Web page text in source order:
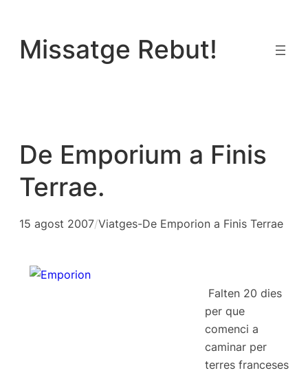
contingut
Missatge Rebut!
De Emporium a Finis
Terrae.
15 agost 2007/Viatges-De Emporion a Finis Terrae
Falten 20 dies
per que
comenci a
caminar per
terres franceses